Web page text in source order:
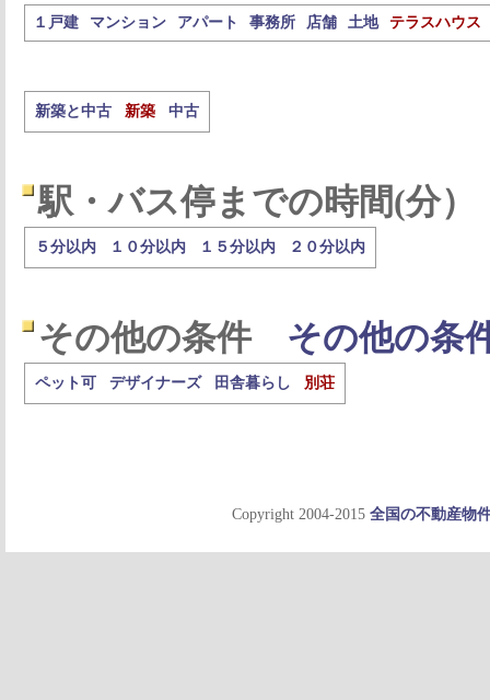
１戸建 マンション アパート 事務所 店舗 土地 テラスハウス
新築と中古 新築 中古
駅・バス停までの時間(分）
５分以内 １０分以内 １５分以内 ２０分以内
その他の条件 その他の条
ペット可 デザイナーズ 田舎暮らし 別荘
Copyright 2004-2015 全国の不動産物